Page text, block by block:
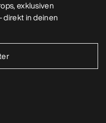
exklusiven
direkt in deinen